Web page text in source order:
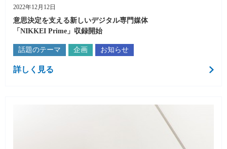
2022年12月12日
意思決定を支える新しいデジタル専門媒体
「NIKKEI Prime」収録開始
話題のテーマ 企画 お知らせ
詳しく見る